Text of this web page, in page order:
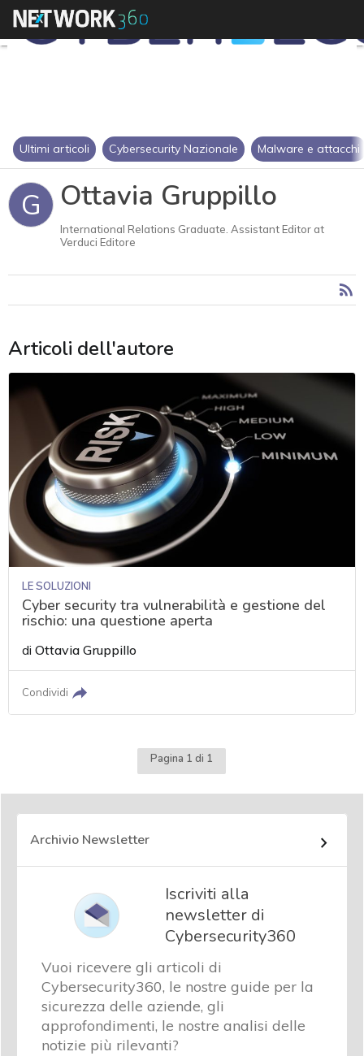
Ultimi articoli Cybersecurity Nazionale Malware e attacchi
G Ottavia Gruppillo
International Relations Graduate. Assistant Editor at
Verduci Editore
Articoli dell'autore
LE SOLUZIONI
Cyber security tra vulnerabilità e gestione del
rischio: una questione aperta
diOttavia Gruppillo
Condividi
Pagina 1 di 1
Archivio Newsletter
Iscriviti alla
newsletter di
Cybersecurity360
Vuoi ricevere gli articoli di
Cybersecurity360, le nostre guide per la
sicurezza delle aziende, gli
approfondimenti, le nostre analisi delle
notizie più rilevanti?